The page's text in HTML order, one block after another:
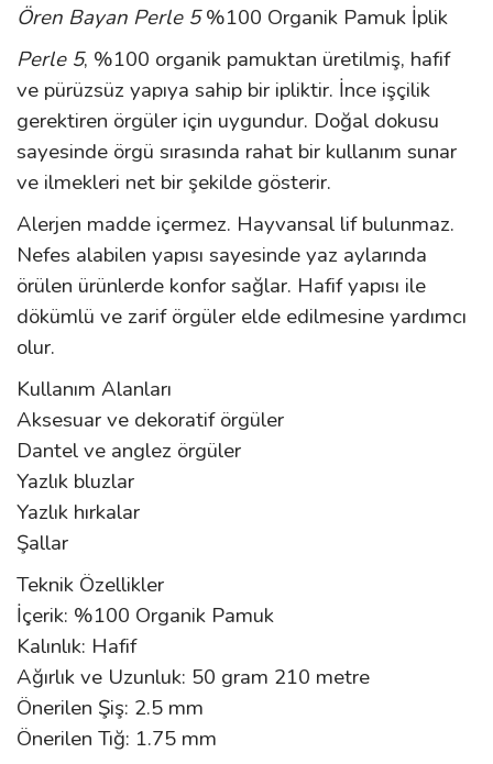
Ören Bayan Perle 5%100 Organik Pamuk İplik
Perle 5, %100 organik pamuktan üretilmiş, hafif
ve pürüzsüz yapıya sahip bir ipliktir. İnce işçilik
gerektiren örgüler için uygundur. Doğal dokusu
sayesinde örgü sırasında rahat bir kullanım sunar
ve ilmekleri net bir şekilde gösterir.
Alerjen madde içermez. Hayvansal lif bulunmaz.
Nefes alabilen yapısı sayesinde yaz aylarında
örülen ürünlerde konfor sağlar. Hafif yapısı ile
dökümlü ve zarif örgüler elde edilmesine yardımcı
olur.
Kullanım Alanları
Aksesuar ve dekoratif örgüler
Dantel ve anglez örgüler
Yazlık bluzlar
Yazlık hırkalar
Şallar
Teknik Özellikler
İçerik: %100 Organik Pamuk
Kalınlık: Hafif
Ağırlık ve Uzunluk: 50 gram 210 metre
Önerilen Şiş: 2.5 mm
Önerilen Tığ: 1.75 mm